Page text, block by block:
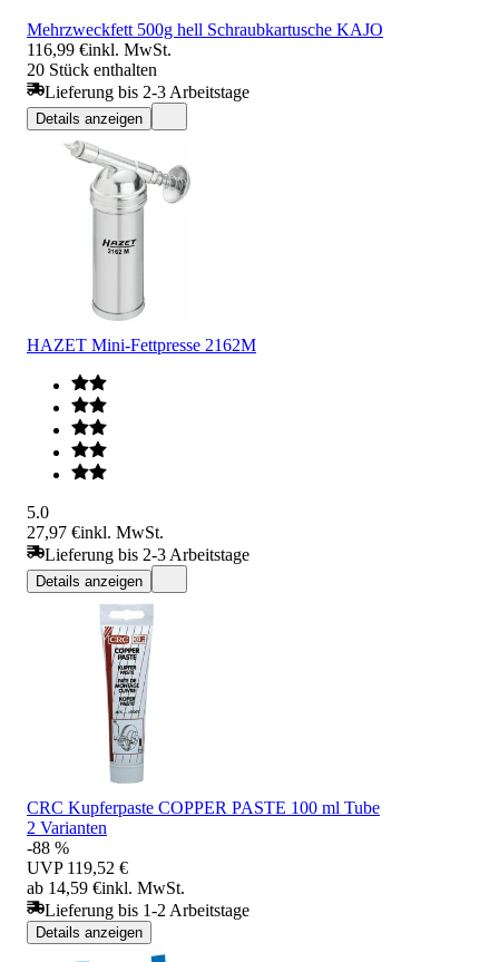
Mehrzweckfett 500g hell Schraubkartusche KAJO
116,99 €inkl. MwSt.
20 Stück enthalten
Lieferung bis 2-3 Arbeitstage
Details anzeigen
HAZET Mini-Fettpresse 2162M
5.0
27,97 €inkl. MwSt.
Lieferung bis 2-3 Arbeitstage
Details anzeigen
CRC Kupferpaste COPPER PASTE 100 ml Tube
2 Varianten
-88 %
UVP 119,52 €
ab 14,59 €inkl. MwSt.
Lieferung bis 1-2 Arbeitstage
Details anzeigen